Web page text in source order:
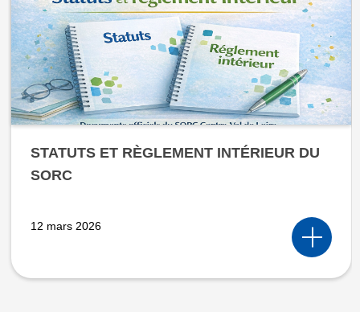
STATUTS ET RÈGLEMENT INTÉRIEUR DU
SORC
12 mars 2026